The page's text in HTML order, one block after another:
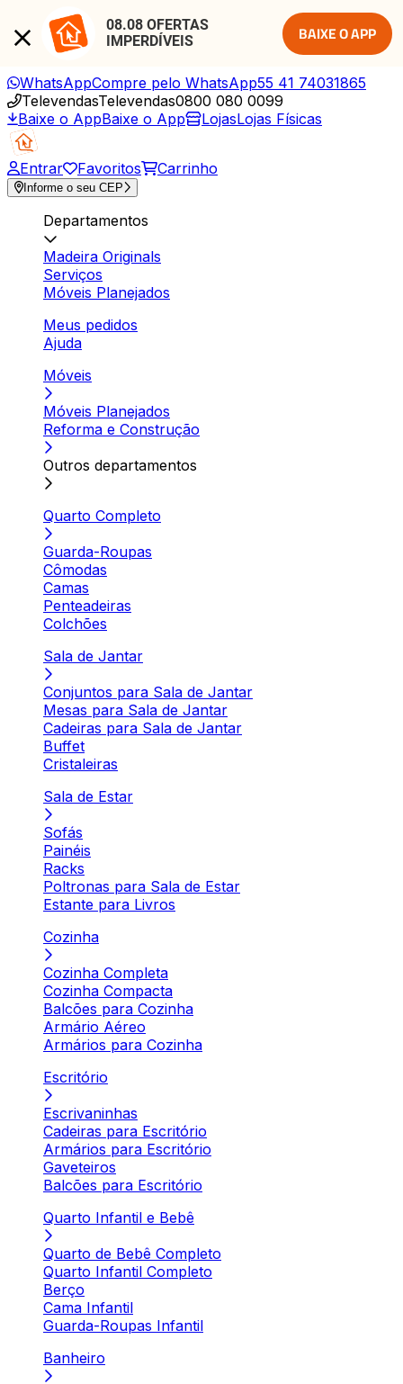
08.08 OFERTAS
IMPERDÍVEIS
BAIXE O APP
WhatsAppCompre pelo WhatsApp55 41 74031865
TelevendasTelevendas0800 080 0099
Baixe o AppBaixe o App LojasLojas Físicas
Entrar Favoritos Carrinho
Informe o seu CEP
Departamentos
Madeira Originals
Serviços
Móveis Planejados
Meus pedidos
Ajuda
Móveis
Móveis Planejados
Reforma e Construção
Outros departamentos
Quarto Completo
Guarda-Roupas
Cômodas
Camas
Penteadeiras
Colchões
Sala de Jantar
Conjuntos para Sala de Jantar
Mesas para Sala de Jantar
Cadeiras para Sala de Jantar
Buffet
Cristaleiras
Sala de Estar
Sofás
Painéis
Racks
Poltronas para Sala de Estar
Estante para Livros
Cozinha
Cozinha Completa
Cozinha Compacta
Balcões para Cozinha
Armário Aéreo
Armários para Cozinha
Escritório
Escrivaninhas
Cadeiras para Escritório
Armários para Escritório
Gaveteiros
Balcões para Escritório
Quarto Infantil e Bebê
Quarto de Bebê Completo
Quarto Infantil Completo
Berço
Cama Infantil
Guarda-Roupas Infantil
Banheiro